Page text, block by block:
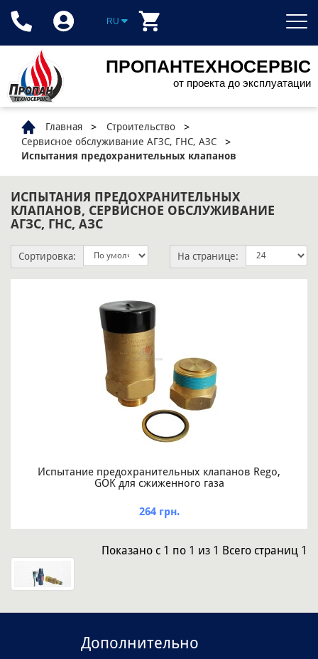
ПРОПАНТЕХНОСЕРВІС
от проекта до эксплуатации
RU
Главная
Строительство
Сервисное обслуживание АГЗС, ГНС, АЗС
Испытания предохранительных клапанов
ИСПЫТАНИЯ ПРЕДОХРАНИТЕЛЬНЫХ
КЛАПАНОВ, СЕРВИСНОЕ ОБСЛУЖИВАНИЕ
АГЗС, ГНС, АЗС
Сортировка: На странице:
Испытание предохранительных клапанов Rego,
GOK для сжиженного газа
264 грн.
Показано с 1 по 1 из 1 Всего страниц 1
Дополнительно